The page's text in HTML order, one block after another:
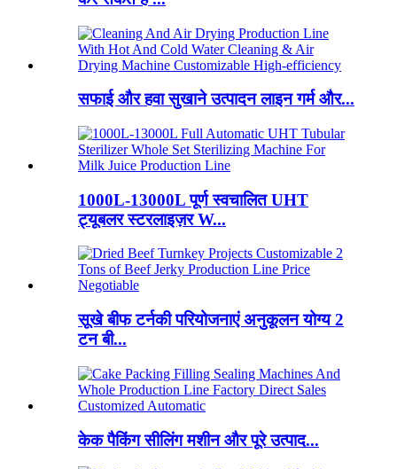
सफाई और हवा सुखाने उत्पादन लाइन गर्म और...
1000L-13000L पूर्ण स्वचालित UHT
ट्यूबलर स्टरलाइज़र W...
सूखे बीफ टर्नकी परियोजनाएं अनुकूलन योग्य 2
टन बी...
केक पैकिंग सीलिंग मशीन और पूरे उत्पाद...